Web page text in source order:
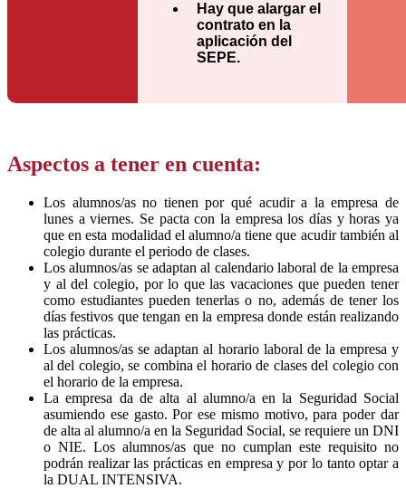
Hay que alargar el
contrato en la
aplicación del
SEPE.
Aspectos a tener en cuenta:
Los alumnos/as no tienen por qué acudir a la empresa de
lunes a viernes. Se pacta con la empresa los días y horas ya
que en esta modalidad el alumno/a tiene que acudir también al
colegio durante el periodo de clases.
Los alumnos/as se adaptan al calendario laboral de la empresa
y al del colegio, por lo que las vacaciones que pueden tener
como estudiantes pueden tenerlas o no, además de tener los
días festivos que tengan en la empresa donde están realizando
las prácticas.
Los alumnos/as se adaptan al horario laboral de la empresa y
al del colegio, se combina el horario de clases del colegio con
el horario de la empresa.
La empresa da de alta al alumno/a en la Seguridad Social
asumiendo ese gasto. Por ese mismo motivo, para poder dar
de alta al alumno/a en la Seguridad Social, se requiere un DNI
o NIE. Los alumnos/as que no cumplan este requisito no
podrán realizar las prácticas en empresa y por lo tanto optar a
la DUAL INTENSIVA.